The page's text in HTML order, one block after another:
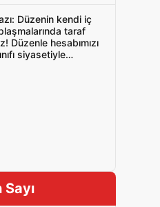
Düzenin kendi iç
taraf
Düzenle hesabımızı
siyasetiyle
Sayı